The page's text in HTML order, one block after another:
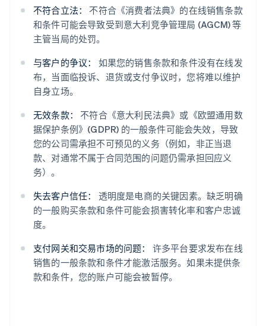
不符合立法：
不符合《消费者法典》的在线销售条款
和条件可能会导致受到意大利竞争管理局 (AGCM) 等
主管当局的处罚。
与客户的争议：
如果您的销售条款和条件没有在线发
布，当面临投诉、退货或支付争议时，您将难以维护
自身立场。
无效条款：
不符合《意大利民法典》或《欧盟通用数
据保护条例》(GDPR) 的一般条件可能会失效，导致
您的公司需承担不可预见的义务（例如，非正当退
款、对通常不属于合同范围的问题仍需承担回应义
务）。
失去客户信任：
透明度是电商的关键因素。缺乏明确
的一般购买条款和条件可能会损害转化率和客户忠诚
度。
支付网关和交易市场的问题：
许多平台要求发布在线
销售的一般条款和条件才能激活服务。如果未提供条
款和条件，您的账户可能会被暂停。